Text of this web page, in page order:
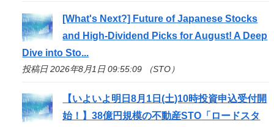
[What's Next?] Future of Japanese Stocks
and High-Dividend Picks for August! A Deep
Dive intoSto...
投稿日 2026年8月1日 09:55:09 （STO）
【いよいよ明日8月1日(土)10時投資申込受付開
始！】38億円規模の不動産STO 「ロードスタ